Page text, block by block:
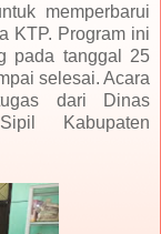
memperbarui
KTP. Program ini
pada tanggal 25
selesai. Acara
dari Dinas
Kabupaten